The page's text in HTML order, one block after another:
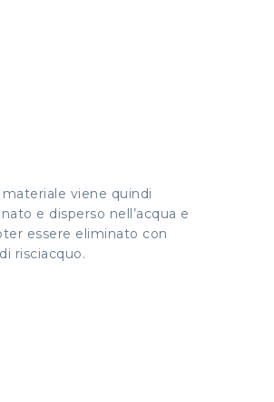
viene quindi
e disperso nell’acqua e
essere eliminato con
di risciacquo.